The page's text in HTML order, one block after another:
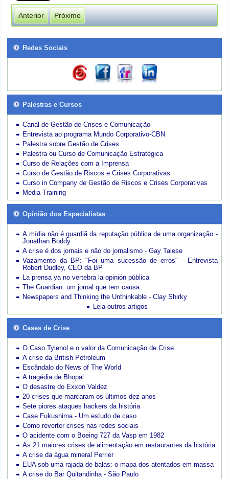
Anterior Próximo
Redes Sociais
Palestras e Cursos
Canal de Gestão de Crises e Comunicação
Entrevista ao programa Mundo Corporativo-CBN
Palestra sobre Gestão de Crises
Palestra ou Curso de Comunicação Estratégica
Curso de Relações com a Imprensa
Curso de Gestão de Riscos e Crises Corporativas
Curso in Company de Gestão de Riscos e Crises Corporativas
Media Training
Opinião dos Especialistas
A mídia não é guardiã da reputação pública de uma organização -
Jonathan Boddy
A crise é dos jornais e não do jornalismo - Gay Talese
Vazamento da BP: "Foi uma sucessão de erros" - Entrevista
Robert Dudley, CEO da BP
La prensa ya no vertebra la opinión pública
The Guardian: um jornal que tem causa
Newspapers and Thinking the Unthinkable - Clay Shirky
Leia outros artigos
Cases de Crise
O Caso Tylenol e o valor da Comunicação de Crise
A crise da British Petroleum
Escândalo do News of The World
A tragédia de Bhopal
O desastre do Exxon Valdez
20 crises que marcaram os últimos dez anos
Sete piores ataques hackers da história
Case Fukushima - Um estudo de caso
Como reverter crises nas redes sociais
O acidente com o Boeing 727 da Vasp em 1982
As 21 maiores crises de alimentação em restaurantes da história
A crise da água mineral Perrier
EUA sob uma rajada de balas: o mapa dos atentados em massa
A crise do Bar Quitandinha - São Paulo